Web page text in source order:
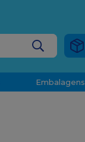
Embalagens